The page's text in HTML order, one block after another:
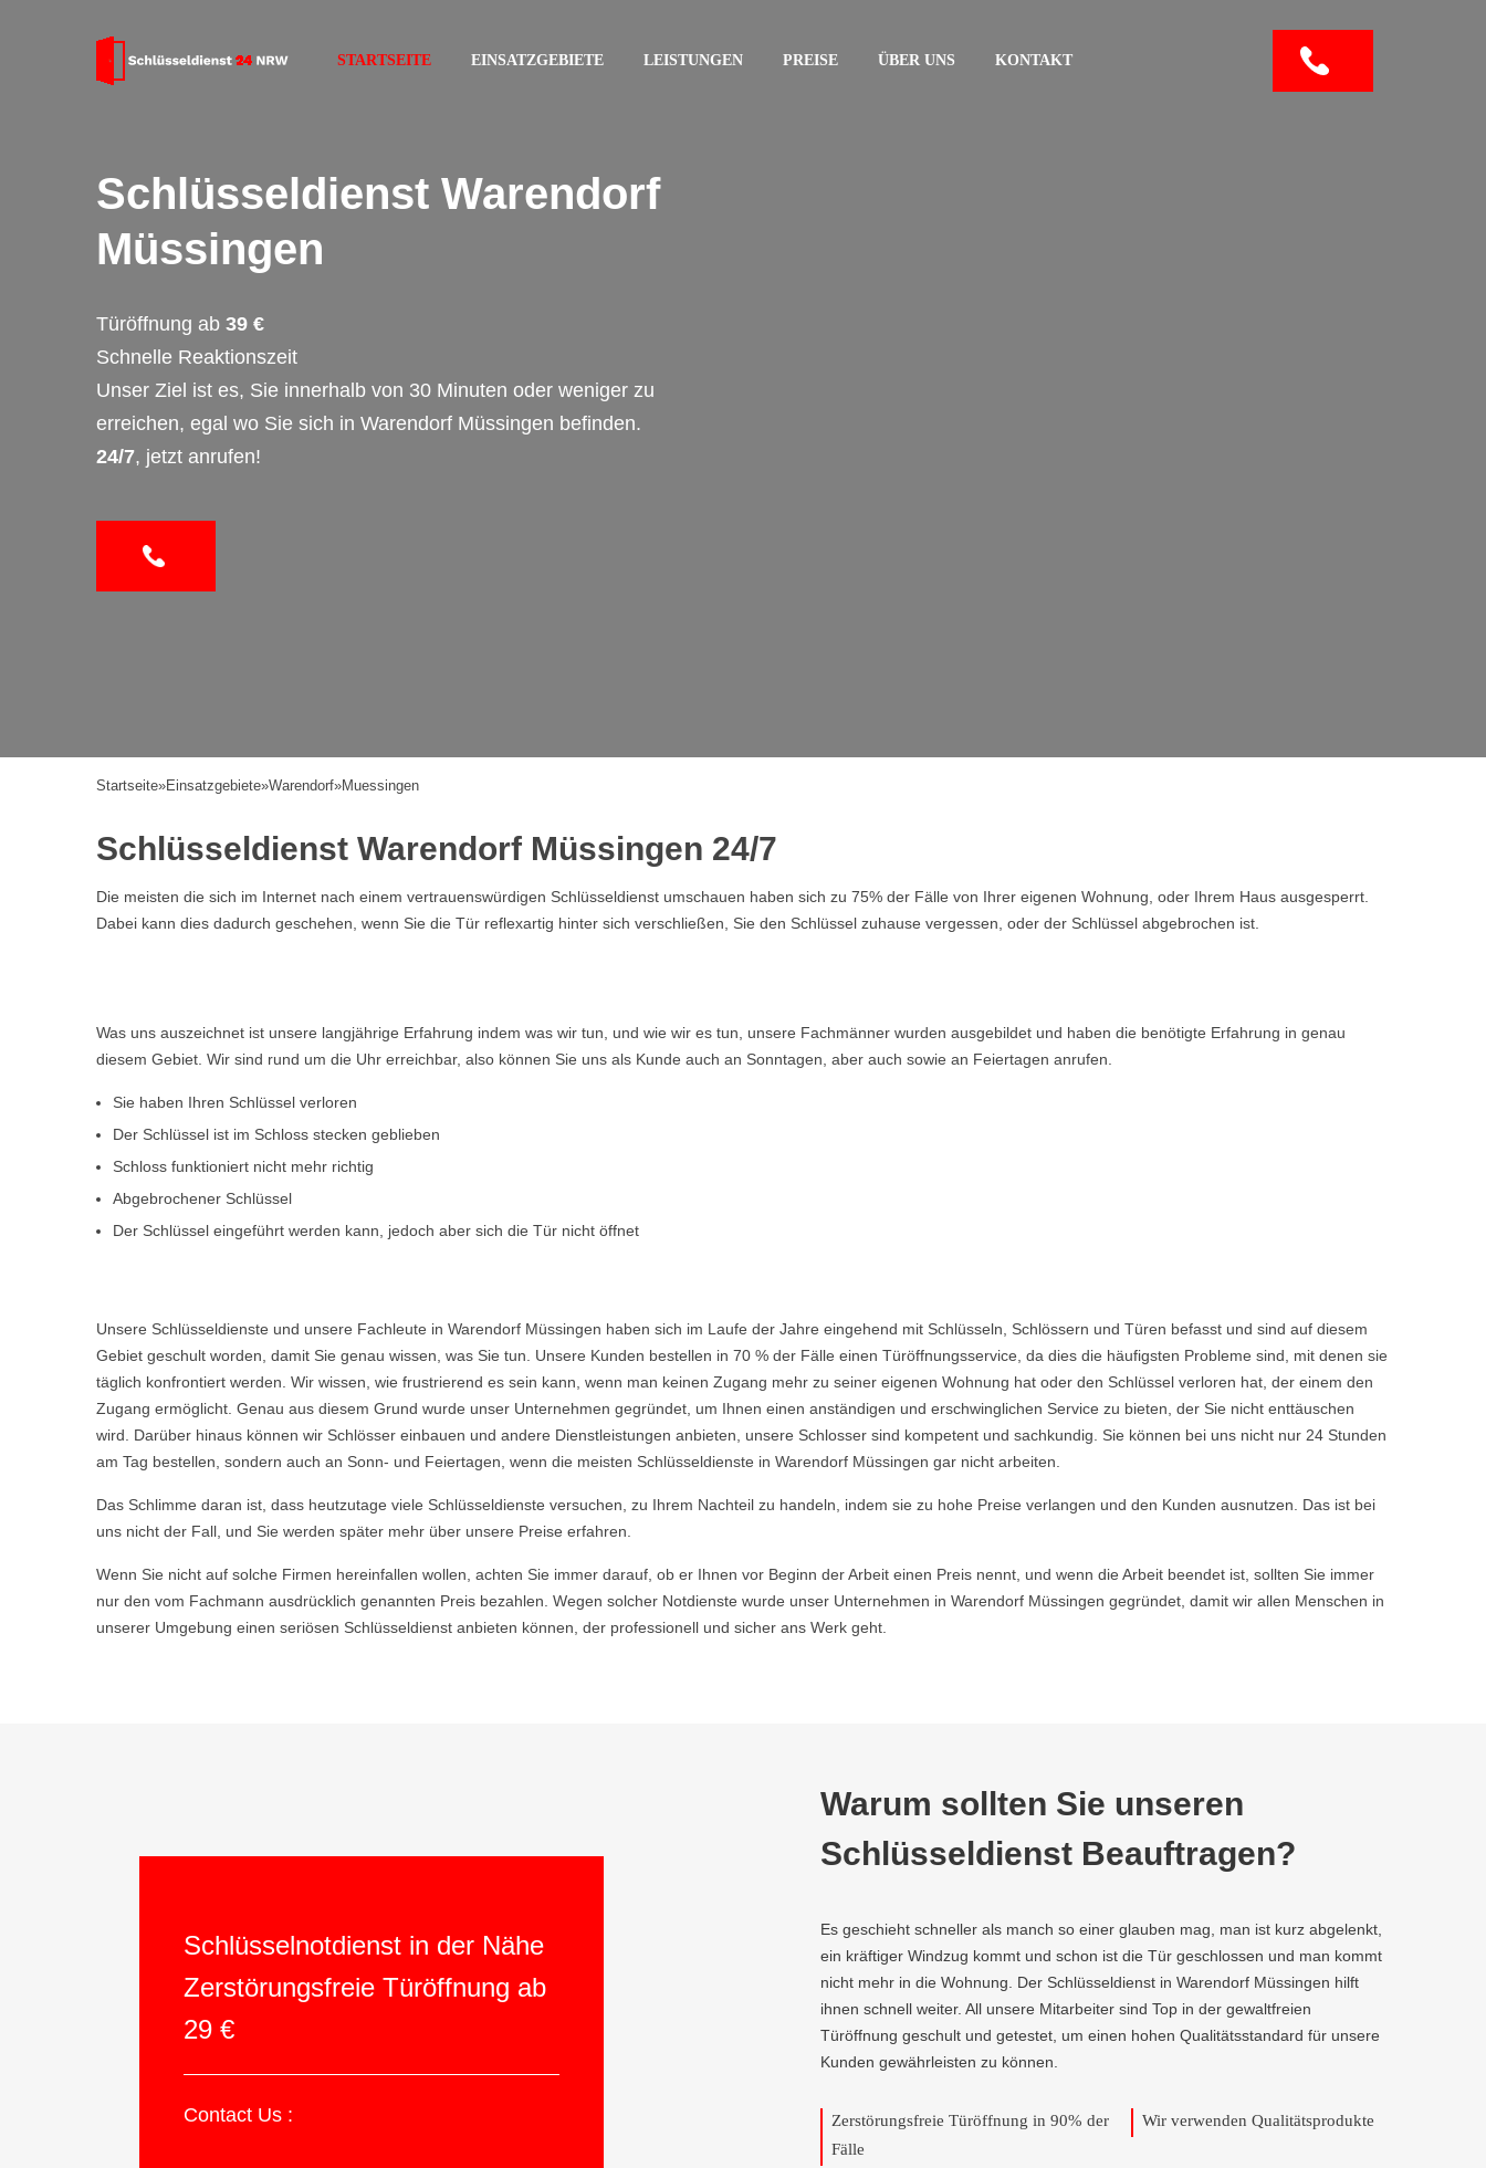
STARTSEITE EINSATZGEBIETE LEISTUNGEN PREISE ÜBER UNS KONTAKT
Schlüsseldienst Warendorf
Müssingen
Türöffnung ab 39 €
Schnelle Reaktionszeit
Unser Ziel ist es, Sie innerhalb von 30 Minuten oder weniger zu
erreichen, egal wo Sie sich in Warendorf Müssingen befinden.
24/7, jetzt anrufen!
Startseite»Einsatzgebiete»Warendorf»Muessingen
Schlüsseldienst Warendorf Müssingen 24/7
Die meisten die sich im Internet nach einem vertrauenswürdigen Schlüsseldienst umschauen haben sich zu 75% der Fälle von Ihrer eigenen Wohnung, oder Ihrem Haus ausgesperrt.
Dabei kann dies dadurch geschehen, wenn Sie die Tür reflexartig hinter sich verschließen, Sie den Schlüssel zuhause vergessen, oder der Schlüssel abgebrochen ist.
Was uns auszeichnet ist unsere langjährige Erfahrung indem was wir tun, und wie wir es tun, unsere Fachmänner wurden ausgebildet und haben die benötigte Erfahrung in genau
diesem Gebiet. Wir sind rund um die Uhr erreichbar, also können Sie uns als Kunde auch an Sonntagen, aber auch sowie an Feiertagen anrufen.
Sie haben Ihren Schlüssel verloren
Der Schlüssel ist im Schloss stecken geblieben
Schloss funktioniert nicht mehr richtig
Abgebrochener Schlüssel
Der Schlüssel eingeführt werden kann, jedoch aber sich die Tür nicht öffnet
Unsere Schlüsseldienste und unsere Fachleute in Warendorf Müssingen haben sich im Laufe der Jahre eingehend mit Schlüsseln, Schlössern und Türen befasst und sind auf diesem
Gebiet geschult worden, damit Sie genau wissen, was Sie tun. Unsere Kunden bestellen in 70 % der Fälle einen Türöffnungsservice, da dies die häufigsten Probleme sind, mit denen sie
täglich konfrontiert werden. Wir wissen, wie frustrierend es sein kann, wenn man keinen Zugang mehr zu seiner eigenen Wohnung hat oder den Schlüssel verloren hat, der einem den
Zugang ermöglicht. Genau aus diesem Grund wurde unser Unternehmen gegründet, um Ihnen einen anständigen und erschwinglichen Service zu bieten, der Sie nicht enttäuschen
wird. Darüber hinaus können wir Schlösser einbauen und andere Dienstleistungen anbieten, unsere Schlosser sind kompetent und sachkundig. Sie können bei uns nicht nur 24 Stunden
am Tag bestellen, sondern auch an Sonn- und Feiertagen, wenn die meisten Schlüsseldienste in Warendorf Müssingen gar nicht arbeiten.
Das Schlimme daran ist, dass heutzutage viele Schlüsseldienste versuchen, zu Ihrem Nachteil zu handeln, indem sie zu hohe Preise verlangen und den Kunden ausnutzen. Das ist bei
uns nicht der Fall, und Sie werden später mehr über unsere Preise erfahren.
Wenn Sie nicht auf solche Firmen hereinfallen wollen, achten Sie immer darauf, ob er Ihnen vor Beginn der Arbeit einen Preis nennt, und wenn die Arbeit beendet ist, sollten Sie immer
nur den vom Fachmann ausdrücklich genannten Preis bezahlen. Wegen solcher Notdienste wurde unser Unternehmen in Warendorf Müssingen gegründet, damit wir allen Menschen in
unserer Umgebung einen seriösen Schlüsseldienst anbieten können, der professionell und sicher ans Werk geht.
Schlüsselnotdienst in der Nähe
Zerstörungsfreie Türöffnung ab
29 €
Contact Us :
Warum sollten Sie unseren
Schlüsseldienst Beauftragen?
Es geschieht schneller als manch so einer glauben mag, man ist kurz abgelenkt,
ein kräftiger Windzug kommt und schon ist die Tür geschlossen und man kommt
nicht mehr in die Wohnung. Der Schlüsseldienst in Warendorf Müssingen hilft
ihnen schnell weiter. All unsere Mitarbeiter sind Top in der gewaltfreien
Türöffnung geschult und getestet, um einen hohen Qualitätsstandard für unsere
Kunden gewährleisten zu können.
Zerstörungsfreie Türöffnung in 90% der
Fälle
Wir verwenden Qualitätsprodukte